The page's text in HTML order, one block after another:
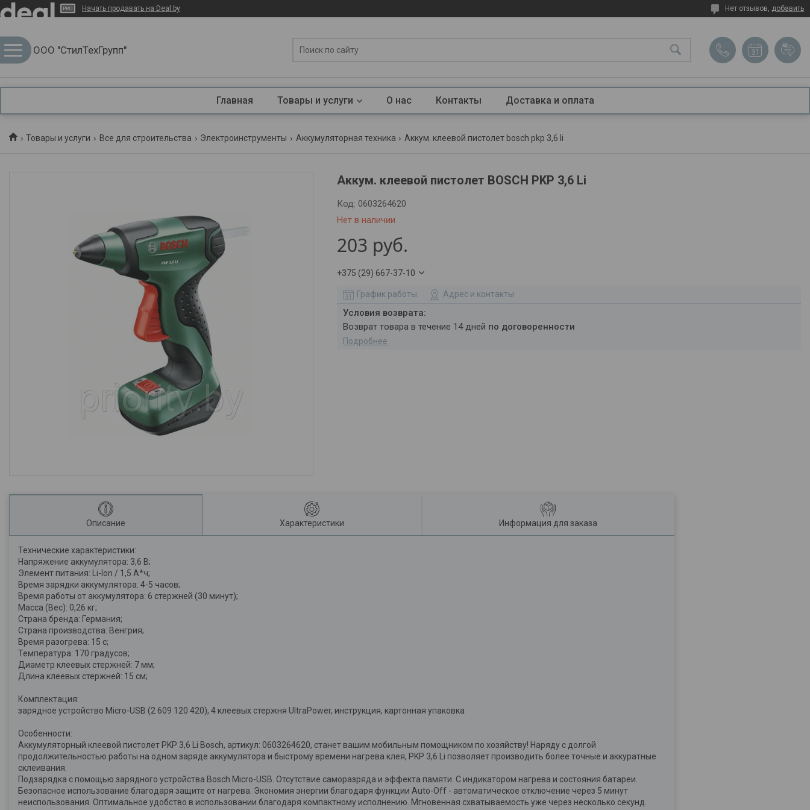
Начать продавать на Deal.by Нет отзывов, добавить
ООО "СтилТехГрупп"
Главная Товары и услуги О нас Контакты Доставка и оплата
Товары и услуги Все для строительства Электроинструменты Аккумуляторная техника Аккум. клеевой пистолет bosch pkp 3,6 li
Аккум. клеевой пистолет BOSCH PKP 3,6 Li
Нет в наличии
Код: 0603264620
203 руб.
+375 (29) 667-37-10
График работы Адрес и контакты
возврат товара в течение 14 дней по договоренности
Подробнее
Описание Характеристики Информация для заказа
Технические характеристики:
Напряжение аккумулятора: 3,6 В;
Элемент питания: Li-Ion / 1,5 А*ч;
Время зарядки аккумулятора: 4-5 часов;
Время работы от аккумулятора: 6 стержней (30 минут);
Масса (Вес): 0,26 кг;
Страна бренда: Германия;
Страна производства: Венгрия;
Время разогрева: 15 с;
Температура: 170 градусов;
Диаметр клеевых стержней: 7 мм;
Длина клеевых стержней: 15 см;
Комплектация:
зарядное устройство Micro-USB (2 609 120 420), 4 клеевых стержня UltraPower, инструкция, картонная упаковка
Особенности:
Аккумуляторный клеевой пистолет PKP 3,6 Li Bosch, артикул: 0603264620, станет вашим мобильным помощником по хозяйству! Наряду с долгой
продолжительностью работы на одном заряде аккумулятора и быстрому времени нагрева клея, PKP 3,6 Li позволяет производить более точные и аккуратные
склеивания.
Подзарядка с помощью зарядного устройства Bosch Micro-USB. Отсутствие саморазряда и эффекта памяти. С индикатором нагрева и состояния батареи.
Безопасное использование благодаря защите от нагрева. Экономия энергии благодаря функции Auto-Off - автоматическое отключение через 5 минут
неиспользования. Оптимальное удобство в использовании благодаря компактному исполнению. Мгновенная схватываемость уже через несколько секунд.